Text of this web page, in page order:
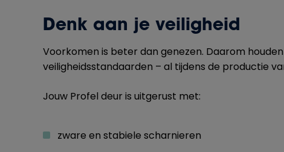
Denk aan je veiligheid
Voorkomen is beter dan genezen. Daarom
veiligheidsstandaarden – al tijdens de productie
Jouw Profel deur is uitgerust met:
zware en stabiele scharnieren